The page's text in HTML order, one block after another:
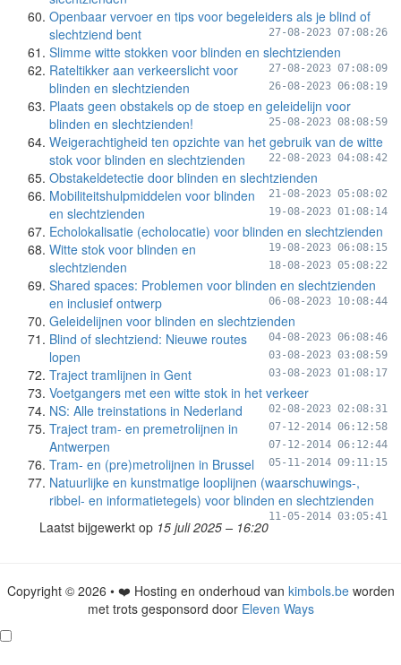
Openbaar vervoer en tips voor begeleiders als je blind of
slechtziend bent
27-08-2023 07:08:26
Slimme witte stokken voor blinden en slechtzienden
27-08-2023 07:08:09
Rateltikker aan verkeerslicht voor
blinden en slechtzienden
26-08-2023 06:08:19
Plaats geen obstakels op de stoep en geleidelijn voor
blinden en slechtzienden!
25-08-2023 08:08:59
Weigerachtigheid ten opzichte van het gebruik van de witte
stok voor blinden en slechtzienden
22-08-2023 04:08:42
Obstakeldetectie door blinden en slechtzienden
21-08-2023 05:08:02
Mobiliteitshulpmiddelen voor blinden
en slechtzienden
19-08-2023 01:08:14
Echolokalisatie (echolocatie) voor blinden en slechtzienden
19-08-2023 06:08:15
Witte stok voor blinden en
slechtzienden
18-08-2023 05:08:22
Shared spaces: Problemen voor blinden en slechtzienden
en inclusief ontwerp
06-08-2023 10:08:44
Geleidelijnen voor blinden en slechtzienden
04-08-2023 06:08:46
Blind of slechtziend: Nieuwe routes
lopen
03-08-2023 03:08:59
Traject tramlijnen in Gent 03-08-2023 01:08:17
Voetgangers met een witte stok in het verkeer
02-08-2023 02:08:31
NS: Alle treinstations in Nederland
07-12-2014 06:12:58
Traject tram- en premetrolijnen in
Antwerpen
07-12-2014 06:12:44
Tram- en (pre)metrolijnen in Brussel 05-11-2014 09:11:15
Natuurlijke en kunstmatige looplijnen (waarschuwings-,
ribbel- en informatietegels) voor blinden en slechtzienden
11-05-2014 03:05:41
Laatst bijgewerkt op 15 juli 2025 – 16:20
Copyright © 2026 • ❤️ Hosting en onderhoud van kimbols.beworden
met trots gesponsord door Eleven Ways